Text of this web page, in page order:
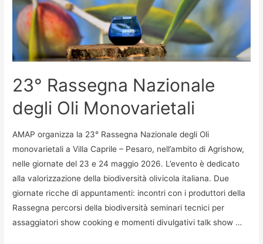
23° Rassegna Nazionale
degli Oli Monovarietali
AMAP organizza la 23° Rassegna Nazionale degli Oli
monovarietali a Villa Caprile – Pesaro, nell’ambito di Agrishow,
nelle giornate del 23 e 24 maggio 2026. L’evento è dedicato
alla valorizzazione della biodiversità olivicola italiana. Due
giornate ricche di appuntamenti: incontri con i produttori della
Rassegna percorsi della biodiversità seminari tecnici per
assaggiatori show cooking e momenti divulgativi talk show …